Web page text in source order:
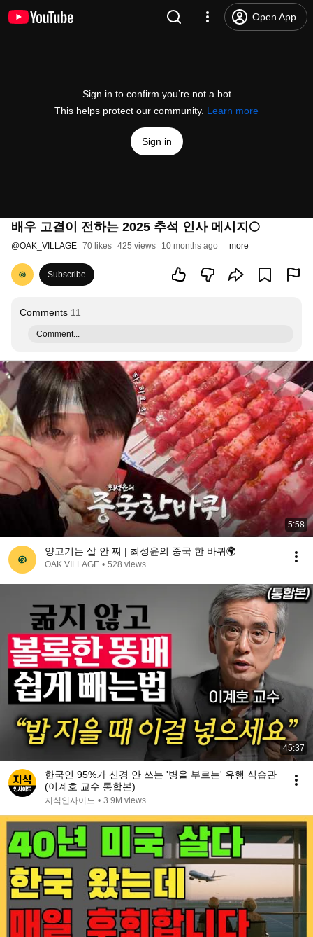
Open App
Sign in to confirm you’re not a bot
This helps protect our community. Learn more
Sign in
배우 고결이 전하는 2025 추석 인사 메시지🌕
@OAK_VILLAGE 70 likes 425 views 10 months ago more
Subscribe
Comments 11
Comment...
5:58
양고기는 살 안 쪄 | 최성윤의 중국 한 바퀴🌍
OAK VILLAGE • 528 views
45:37
한국인 95%가 신경 안 쓰는 '병을 부르는' 유행 식습관
(이계호 교수 통합본)
지식인사이드 • 3.9M views